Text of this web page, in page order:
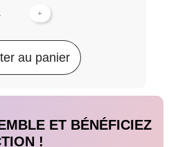
+
au panier
ET BÉNÉFICIEZ
!